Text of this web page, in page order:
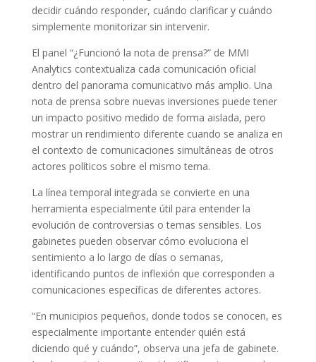
decidir cuándo responder, cuándo clarificar y cuándo
simplemente monitorizar sin intervenir.
El panel “¿Funcionó la nota de prensa?” de MMI
Analytics contextualiza cada comunicación oficial
dentro del panorama comunicativo más amplio. Una
nota de prensa sobre nuevas inversiones puede tener
un impacto positivo medido de forma aislada, pero
mostrar un rendimiento diferente cuando se analiza en
el contexto de comunicaciones simultáneas de otros
actores políticos sobre el mismo tema.
La línea temporal integrada se convierte en una
herramienta especialmente útil para entender la
evolución de controversias o temas sensibles. Los
gabinetes pueden observar cómo evoluciona el
sentimiento a lo largo de días o semanas,
identificando puntos de inflexión que corresponden a
comunicaciones específicas de diferentes actores.
“En municipios pequeños, donde todos se conocen, es
especialmente importante entender quién está
diciendo qué y cuándo”, observa una jefa de gabinete.